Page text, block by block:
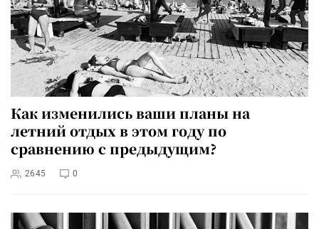
Как изменились ваши планы на
летний отдых в этом году по
сравнению с предыдущим?
2645 0